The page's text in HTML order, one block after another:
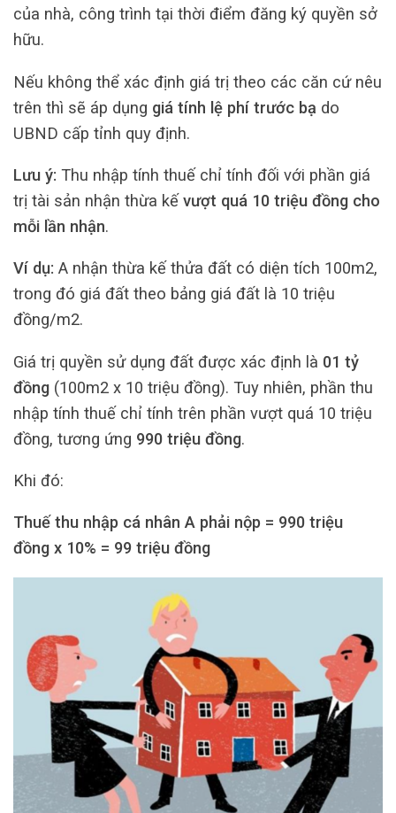
của nhà, công trình tại thời điểm đăng ký quyền sở
hữu.
Nếu không thể xác định giá trị theo các căn cứ nêu
trên thì sẽ áp dụng giá tính lệ phí trước bạ do
UBND cấp tỉnh quy định.
Lưu ý: Thu nhập tính thuế chỉ tính đối với phần giá
trị tài sản nhận thừa kế vượt quá 10 triệu đồng cho
mỗi lần nhận.
Ví dụ: A nhận thừa kế thửa đất có diện tích 100m2,
trong đó giá đất theo bảng giá đất là 10 triệu
đồng/m2.
Giá trị quyền sử dụng đất được xác định là 01 tỷ
đồng (100m2 x 10 triệu đồng). Tuy nhiên, phần thu
nhập tính thuế chỉ tính trên phần vượt quá 10 triệu
đồng, tương ứng 990 triệu đồng.
Khi đó:
Thuế thu nhập cá nhân A phải nộp = 990 triệu
đồng x 10% = 99 triệu đồng